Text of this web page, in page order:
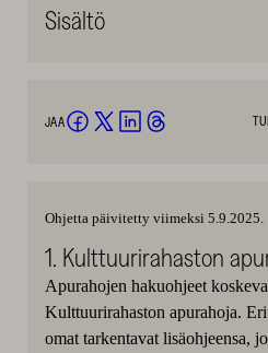
valittujen
Sisältö
JAA
uuteen
ikkunaan)
uuteen
ikkunaan)
uuteen
ikkunaan)
uuteen
ikkunaan)
Ohjetta päivitetty viimeksi 5.9.2025.
1. Kulttuurirahaston
Apurahojen hakuohjeet
Kulttuurirahaston apurahoja.
omat tarkentavat lisäohjeensa,